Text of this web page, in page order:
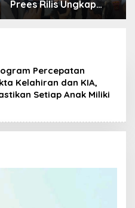
Prees Rilis Ungkap
Kasus, Dari Narkotika
Percepatan
Kelahiran dan KIA,
Setiap Anak Miliki